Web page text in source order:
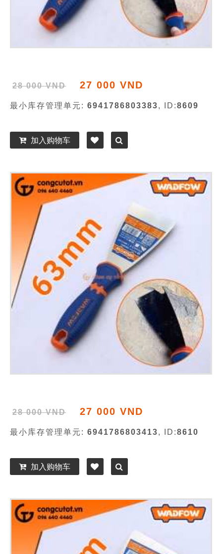
28 000 VND 27 000 VND
最小库存管理单元: 6941786803383, ID:8609
加入购物车
28 000 VND 27 000 VND
最小库存管理单元: 6941786803413, ID:8610
加入购物车